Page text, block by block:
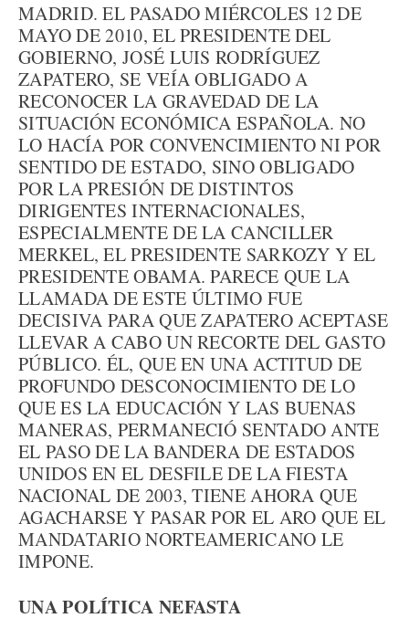
MADRID. EL PASADO MIÉRCOLES 12 DE
MAYO DE 2010, EL PRESIDENTE DEL
GOBIERNO, JOSÉ LUIS RODRÍGUEZ
ZAPATERO, SE VEÍA OBLIGADO A
RECONOCER LA GRAVEDAD DE LA
SITUACIÓN ECONÓMICA ESPAÑOLA. NO
LO HACÍA POR CONVENCIMIENTO NI POR
SENTIDO DE ESTADO, SINO OBLIGADO
POR LA PRESIÓN DE DISTINTOS
DIRIGENTES INTERNACIONALES,
ESPECIALMENTE DE LA CANCILLER
MERKEL, EL PRESIDENTE SARKOZY Y EL
PRESIDENTE OBAMA. PARECE QUE LA
LLAMADA DE ESTE ÚLTIMO FUE
DECISIVA PARA QUE ZAPATERO ACEPTASE
LLEVAR A CABO UN RECORTE DEL GASTO
PÚBLICO. ÉL, QUE EN UNA ACTITUD DE
PROFUNDO DESCONOCIMIENTO DE LO
QUE ES LA EDUCACIÓN Y LAS BUENAS
MANERAS, PERMANECIÓ SENTADO ANTE
EL PASO DE LA BANDERA DE ESTADOS
UNIDOS EN EL DESFILE DE LA FIESTA
NACIONAL DE 2003, TIENE AHORA QUE
AGACHARSE Y PASAR POR EL ARO QUE EL
MANDATARIO NORTEAMERICANO LE
IMPONE.
UNA POLÍTICA NEFASTA